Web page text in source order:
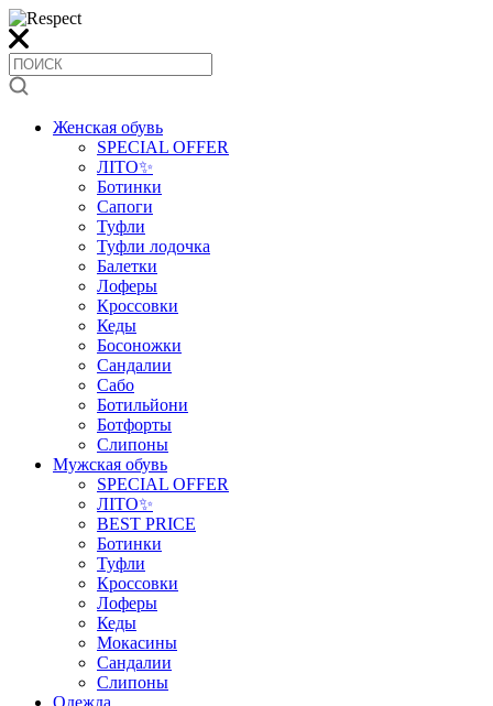
Женская обувь
SPECIAL OFFER
ЛІТО✨
Ботинки
Сапоги
Туфли
Туфли лодочка
Балетки
Лоферы
Кроссовки
Кеды
Босоножки
Сандалии
Сабо
Ботильйони
Ботфорты
Слипоны
Мужская обувь
SPECIAL OFFER
ЛІТО✨
BEST PRICE
Ботинки
Туфли
Кроссовки
Лоферы
Кеды
Мокасины
Сандалии
Слипоны
Одежда